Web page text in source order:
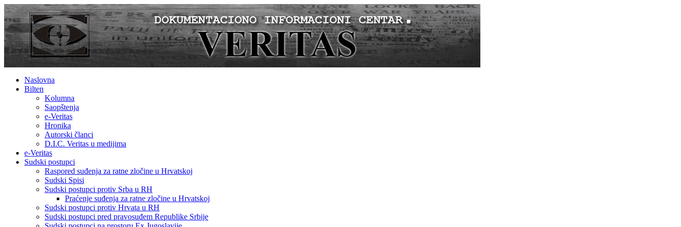
Naslovna
Bilten
Kolumna
Saopštenja
e-Veritas
Hronika
Autorski članci
D.I.C. Veritas u medijima
e-Veritas
Sudski postupci
Raspored suđenja za ratne zločine u Hrvatskoj
Sudski Spisi
Sudski postupci protiv Srba u RH
Praćenje suđenja za ratne zločine u Hrvatskoj
Sudski postupci protiv Hrvata u RH
Sudski postupci pred pravosuđem Republike Srbije